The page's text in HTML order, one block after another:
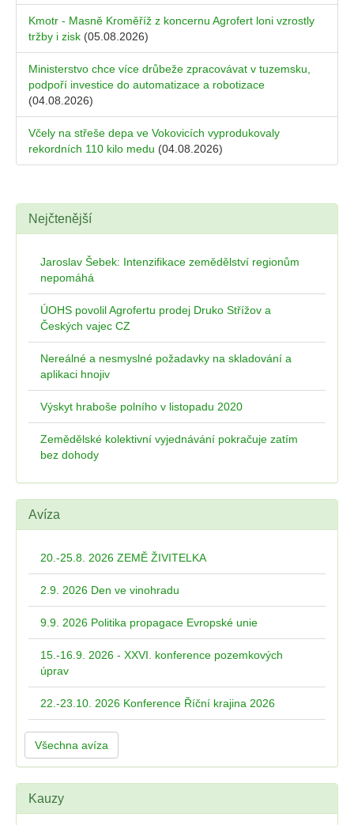
Kmotr - Masně Kroměříž z koncernu Agrofert loni vzrostly
tržby i zisk (05.08.2026)
Ministerstvo chce více drůbeže zpracovávat v tuzemsku,
podpoří investice do automatizace a robotizace
(04.08.2026)
Včely na střeše depa ve Vokovicích vyprodukovaly
rekordních 110 kilo medu (04.08.2026)
Nejčtenější
Jaroslav Šebek: Intenzifikace zemědělství regionům
nepomáhá
ÚOHS povolil Agrofertu prodej Druko Střížov a
Českých vajec CZ
Nereálné a nesmyslné požadavky na skladování a
aplikaci hnojiv
Výskyt hraboše polního v listopadu 2020
Zemědělské kolektivní vyjednávání pokračuje zatím
bez dohody
Avíza
20.-25.8. 2026 ZEMĚ ŽIVITELKA
2.9. 2026 Den ve vinohradu
9.9. 2026 Politika propagace Evropské unie
15.-16.9. 2026 - XXVI. konference pozemkových
úprav
22.-23.10. 2026 Konference Říční krajina 2026
Všechna avíza
Kauzy